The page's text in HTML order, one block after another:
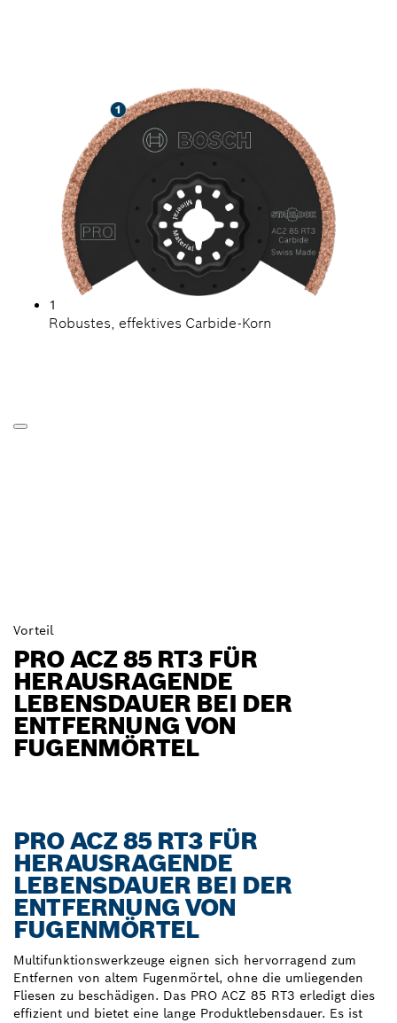
1
Robustes, effektives Carbide-Korn
Vorteil
PRO ACZ 85 RT3 FÜR
HERAUSRAGENDE
LEBENSDAUER BEI DER
ENTFERNUNG VON
FUGENMÖRTEL
PRO ACZ 85 RT3 FÜR
HERAUSRAGENDE
LEBENSDAUER BEI DER
ENTFERNUNG VON
FUGENMÖRTEL
Multifunktionswerkzeuge eignen sich hervorragend zum
Entfernen von altem Fugenmörtel, ohne die umliegenden
Fliesen zu beschädigen. Das PRO ACZ 85 RT3 erledigt dies
effizient und bietet eine lange Produktlebensdauer. Es ist